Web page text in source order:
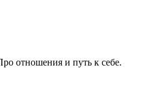
отношения и путь к себе.